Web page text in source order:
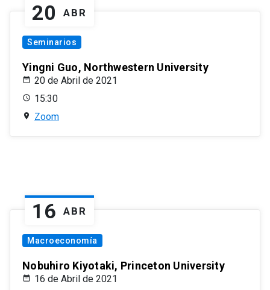
20 ABR
Seminarios
Yingni Guo, Northwestern University
20 de Abril de 2021
15:30
Zoom
16 ABR
Macroeconomía
Nobuhiro Kiyotaki, Princeton University
16 de Abril de 2021